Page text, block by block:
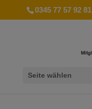
0345 77 57 92 81
Seite wählen